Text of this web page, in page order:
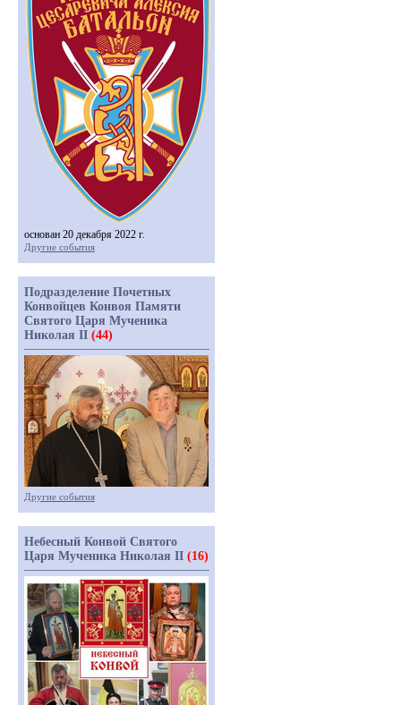
основан 20 декабря 2022 г.
Другие события
Подразделение Почетных
Конвойцев Конвоя Памяти
Святого Царя Мученика
Николая II (44)
Другие события
Небесный Конвой Святого
Царя Мученика Николая II (16)